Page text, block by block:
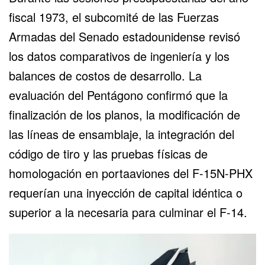
fiscal 1973, el subcomité de las Fuerzas
Armadas del Senado estadounidense revisó
los datos comparativos de ingeniería y los
balances de costos de desarrollo. La
evaluación del Pentágono confirmó que la
finalización de los planos, la modificación de
las líneas de ensamblaje, la integración del
código de tiro y las pruebas físicas de
homologación en portaaviones del F-15N-PHX
requerían una inyección de capital idéntica o
superior a la necesaria para culminar el F-14.